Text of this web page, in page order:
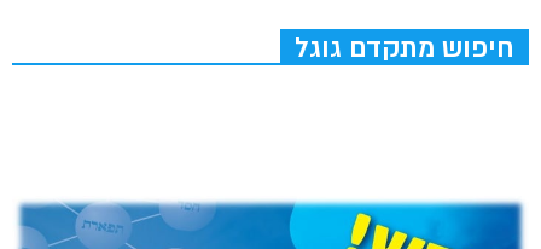
חיפוש מתקדם גוגל